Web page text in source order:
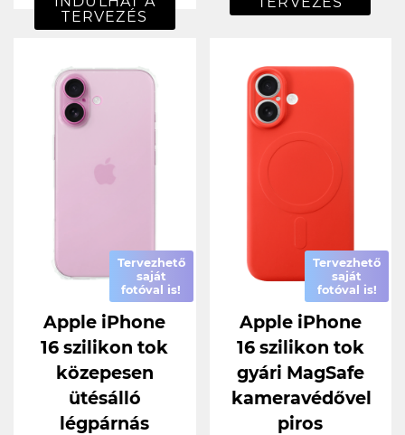
TERVEZÉS
Tervezhető
saját
fotóval is!
Apple iPhone
16 szilikon tok
közepesen
ütésálló
légpárnás
Tervezhető
saját
fotóval is!
Apple iPhone
16 szilikon tok
gyári MagSafe
kameravédővel
piros